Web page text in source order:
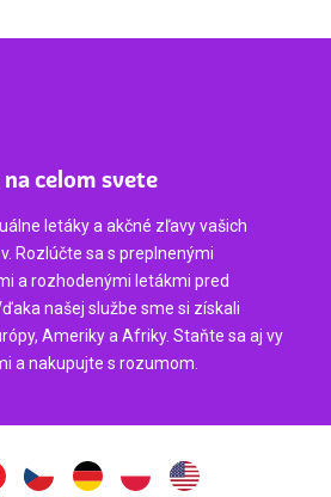
celom svete
letáky a akčné zľavy vašich
Rozlúčte sa s preplnenými
a rozhodenými letákmi pred
našej službe sme si získali
Ameriky a Afriky. Staňte sa aj vy
a nakupujte s rozumom.